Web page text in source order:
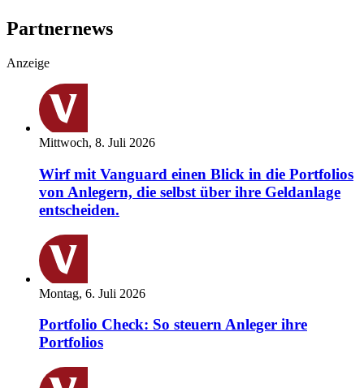
Partnernews
Anzeige
Mittwoch, 8. Juli 2026
Wirf mit Vanguard einen Blick in die Portfolios
von Anlegern, die selbst über ihre Geldanlage
entscheiden.
Montag, 6. Juli 2026
Portfolio Check: So steuern Anleger ihre
Portfolios